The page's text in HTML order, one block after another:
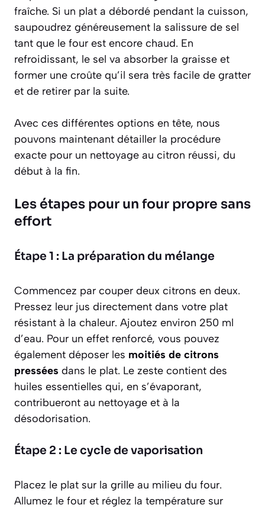
fraîche. Si un plat a débordé pendant la cuisson,
saupoudrez généreusement la salissure de sel
tant que le four est encore chaud. En
refroidissant, le sel va absorber la graisse et
former une croûte qu’il sera très facile de gratter
et de retirer par la suite.
Avec ces différentes options en tête, nous
pouvons maintenant détailler la procédure
exacte pour un nettoyage au citron réussi, du
début à la fin.
Les étapes pour un four propre sans
effort
Étape 1 : La préparation du mélange
Commencez par couper deux citrons en deux.
Pressez leur jus directement dans votre plat
résistant à la chaleur. Ajoutez environ 250 ml
d’eau. Pour un effet renforcé, vous pouvez
également déposer les moitiés de citrons
pressées dans le plat. Le zeste contient des
huiles essentielles qui, en s’évaporant,
contribueront au nettoyage et à la
désodorisation.
Étape 2 : Le cycle de vaporisation
Placez le plat sur la grille au milieu du four.
Allumez le four et réglez la température sur